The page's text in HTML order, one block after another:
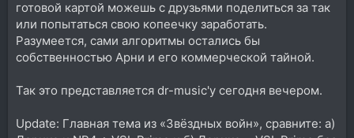
готовой картой можешь с друзьями поделиться за так
или попытаться свою копеечку заработать.
Разумеется, сами алгоритмы остались бы
собственностью Арни и его коммерческой тайной.
Так это представляется dr-music'у сегодня вечером.
Update: Главная тема из «Звёздных войн», сравните: а)